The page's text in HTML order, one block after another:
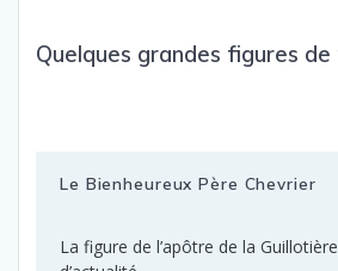
Quelques grandes figures
Le Bienheureux Père Chevrier
La figure de l’apôtre de la